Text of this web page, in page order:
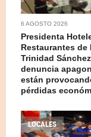
6 AGOSTO 2026
Presidenta
Restaurantes de
Trinidad Sánchez
denuncia
están
pérdidas
LOCALES